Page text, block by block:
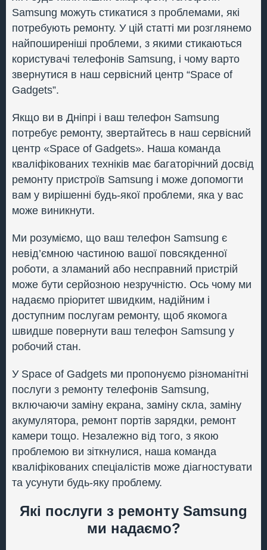
Samsung можуть стикатися з проблемами, які
потребують ремонту. У цій статті ми розглянемо
найпоширеніші проблеми, з якими стикаються
користувачі телефонів Samsung, і чому варто
звернутися в наш сервісний центр “Space of
Gadgets”.
Якщо ви в Дніпрі і ваш телефон Samsung
потребує ремонту, звертайтесь в наш сервісний
центр «Space of Gadgets». Наша команда
кваліфікованих техніків має багаторічний досвід
ремонту пристроїв Samsung і може допомогти
вам у вирішенні будь-якої проблеми, яка у вас
може виникнути.
Ми розуміємо, що ваш телефон Samsung є
невід’ємною частиною вашої повсякденної
роботи, а зламаний або несправний пристрій
може бути серйозною незручністю. Ось чому ми
надаємо пріоритет швидким, надійним і
доступним послугам ремонту, щоб якомога
швидше повернути ваш телефон Samsung у
робочий стан.
У Space of Gadgets ми пропонуємо різноманітні
послуги з ремонту телефонів Samsung,
включаючи заміну екрана, заміну скла, заміну
акумулятора, ремонт портів зарядки, ремонт
камери тощо. Незалежно від того, з якою
проблемою ви зіткнулися, наша команда
кваліфікованих спеціалістів може діагностувати
та усунути будь-яку проблему.
Які послуги з ремонту Samsung
ми надаємо?